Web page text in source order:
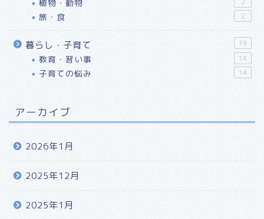
植物・動物
旅・食 2
暮らし・子育て 19
教育・習い事 14
子育ての悩み 14
アーカイブ
2026年1月
2025年12月
2025年1月